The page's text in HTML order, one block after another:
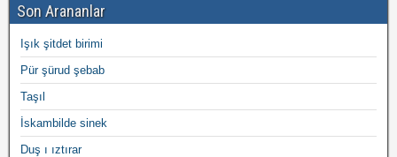
Son Arananlar
Işık şitdet birimi
Pür şürud şebab
Taşıl
İskambilde sinek
Duş ı ıztırar